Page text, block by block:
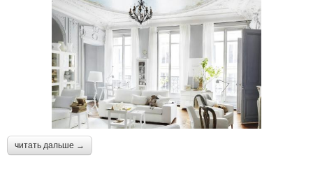
читать дальше →